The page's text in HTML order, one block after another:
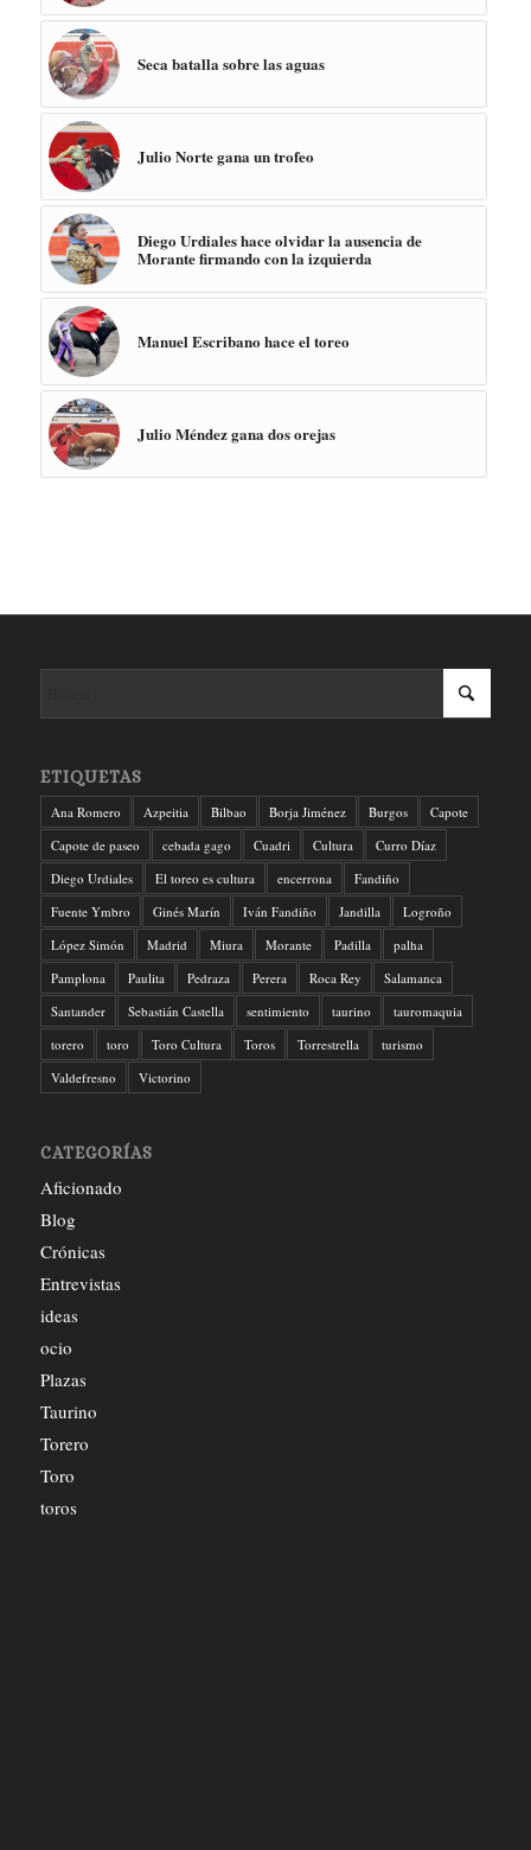
Seca batalla sobre las aguas
Julio Norte gana un trofeo
Diego Urdiales hace olvidar la ausencia de
Morante firmando con la izquierda
Manuel Escribano hace el toreo
Julio Méndez gana dos orejas
ETIQUETAS
Ana Romero Azpeitia Bilbao Borja Jiménez Burgos
Capote
Capote de paseo
cebada gago Cuadri Cultura
Curro Díaz
Diego Urdiales
El toreo es cultura encerrona
Fandiño
Fuente Ymbro
Ginés Marín Iván Fandiño Jandilla
Logroño
López Simón
Madrid Miura Morante Padilla
palha
Pamplona
Paulita Pedraza Perera Roca Rey
Salamanca
Santander
Sebastián Castella sentimiento taurino
tauromaquia
torero
toro Toro Cultura Toros Torrestrella
turismo
Valdefresno
Victorino
CATEGORÍAS
Aficionado
Blog
Crónicas
Entrevistas
ideas
ocio
Plazas
Taurino
Torero
Toro
toros